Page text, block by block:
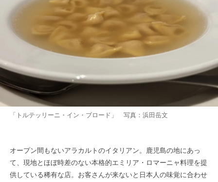
「トルテッリーニ・イン・ブロード」 写真：浜田岳文
オープン間もないアラカルトのイタリアン。鹿児島の地にあっ
て、現地とほぼ時差のない本格的エミリア・ロマーニャ料理を提
供している稀有な店。お客さんが来ないと日本人の味覚に合わせ